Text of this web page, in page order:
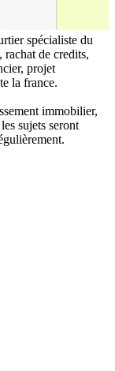
spécialiste du
de credits,
projet
la france.
immobilier,
sujets seront